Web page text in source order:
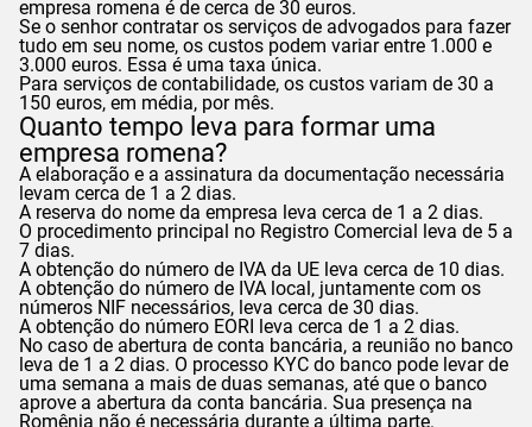
empresa romena é de cerca de 30 euros.
Se o senhor contratar os serviços de advogados para fazer
tudo em seu nome, os custos podem variar entre 1.000 e
3.000 euros. Essa é uma taxa única.
Para serviços de contabilidade, os custos variam de 30 a
150 euros, em média, por mês.
Quanto tempo leva para formar uma
empresa romena?
A elaboração e a assinatura da documentação necessária
levam cerca de 1 a 2 dias.
A reserva do nome da empresa leva cerca de 1 a 2 dias.
O procedimento principal no Registro Comercial leva de 5 a
7 dias.
A obtenção do número de IVA da UE leva cerca de 10 dias.
A obtenção do número de IVA local, juntamente com os
números NIF necessários, leva cerca de 30 dias.
A obtenção do número EORI leva cerca de 1 a 2 dias.
No caso de abertura de conta bancária, a reunião no banco
leva de 1 a 2 dias. O processo KYC do banco pode levar de
uma semana a mais de duas semanas, até que o banco
aprove a abertura da conta bancária. Sua presença na
Romênia não é necessária durante a última parte.